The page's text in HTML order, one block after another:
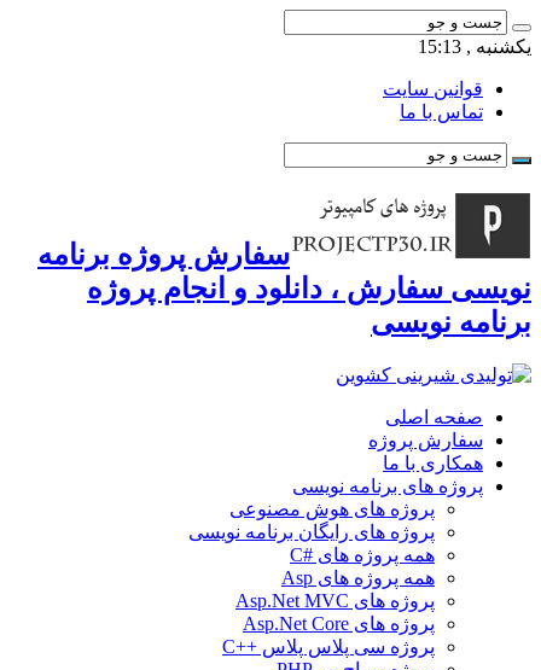
یکشنبه , 15:13
قوانین سایت
تماس با ما
سفارش پروژه برنامه
نویسی سفارش ، دانلود و انجام پروژه
برنامه نویسی
صفحه اصلی
سفارش پروژه
همکاری با ما
پروژه های برنامه نویسی
پروژه های هوش مصنوعی
پروژه های رایگان برنامه نویسی
همه پروژه های #C
همه پروژه های Asp
پروژه های Asp.Net MVC
پروژه های Asp.Net Core
پروژه سی پلاس پلاس ++C